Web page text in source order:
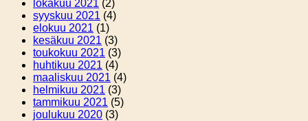
lokakuu 2021 (2)
syyskuu 2021 (4)
elokuu 2021 (1)
kesäkuu 2021 (3)
toukokuu 2021 (3)
huhtikuu 2021 (4)
maaliskuu 2021 (4)
helmikuu 2021 (3)
tammikuu 2021 (5)
joulukuu 2020 (3)